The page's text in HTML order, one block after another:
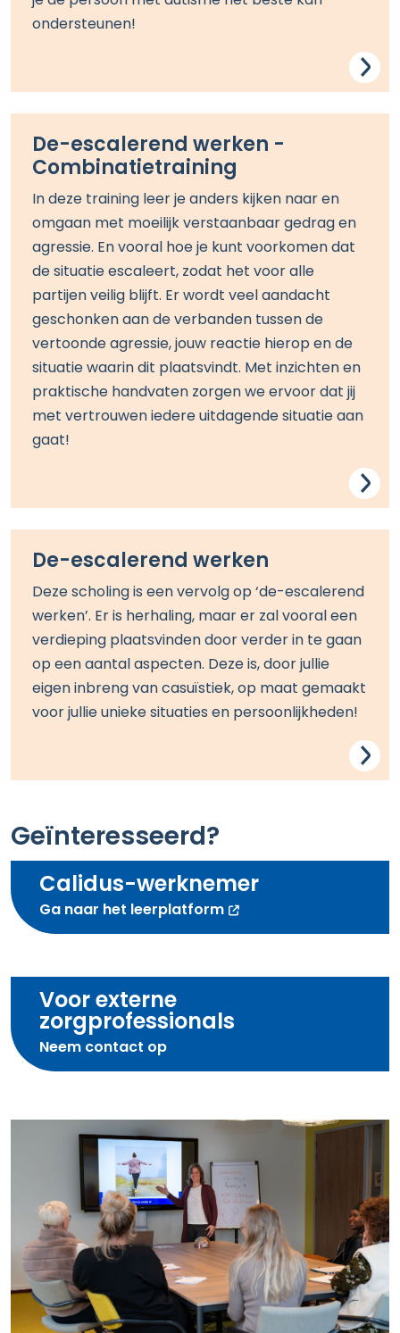
ondersteunen!
De-escalerend werken -
Combinatietraining
In deze training leer je anders kijken naar en
omgaan met moeilijk verstaanbaar gedrag en
agressie. En vooral hoe je kunt voorkomen dat
de situatie escaleert, zodat het voor alle
partijen veilig blijft. Er wordt veel aandacht
geschonken aan de verbanden tussen de
vertoonde agressie, jouw reactie hierop en de
situatie waarin dit plaatsvindt. Met inzichten en
praktische handvaten zorgen we ervoor dat jij
met vertrouwen iedere uitdagende situatie aan
gaat!
De-escalerend werken
Deze scholing is een vervolg op ‘de-escalerend
werken’. Er is herhaling, maar er zal vooral een
verdieping plaatsvinden door verder in te gaan
op een aantal aspecten. Deze is, door jullie
eigen inbreng van casuïstiek, op maat gemaakt
voor jullie unieke situaties en persoonlijkheden!
Geïnteresseerd?
Calidus-werknemer
Ga naar het leerplatformopent nieuw scherm
Voor externe
zorg­professionals
Neem contact op